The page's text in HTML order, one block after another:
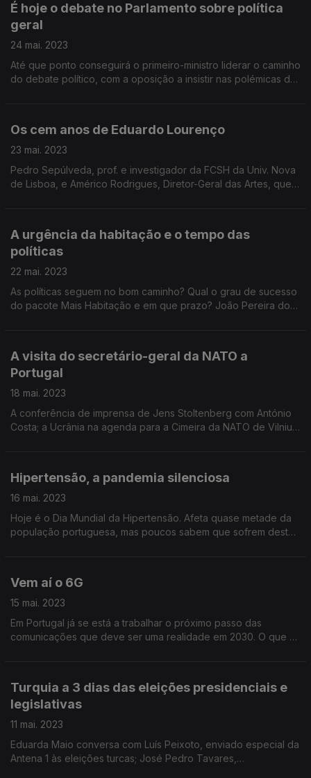
É hoje o debate no Parlamento sobre política
geral
24 mai. 2023
Até que ponto conseguirá o primeiro-ministro liderar o caminho
do debate político, com a oposição a insistir nas polémicas das
Os cem anos de Eduardo Lourenço
23 mai. 2023
Pedro Sepúlveda, prof. e investigador da FCSH da Univ. Nova
de Lisboa, e Américo Rodrigues, Diretor-Geral das Artes, que
A urgência da habitação e o tempo das
políticas
22 mai. 2023
As políticas seguem no bom caminho? Qual o grau de sucesso
do pacote Mais Habitação e em que prazo? João Pereira dos
A visita do secretário-geral da NATO a
Portugal
18 mai. 2023
A conferência de imprensa de Jens Stoltenberg com António
Costa; a Ucrânia na agenda para a Cimeira da NATO de Vilnius.
Hipertensão, a pandemia silenciosa
16 mai. 2023
Hoje é o Dia Mundial da Hipertensão. Afeta quase metade da
população portuguesa, mas poucos sabem que sofrem desta
Vem aí o 6G
15 mai. 2023
Em Portugal já se está a trabalhar o próximo passo das
comunicações que deve ser uma realidade em 2030. O que é
Turquia a 3 dias das eleições presidenciais e
legislativas
11 mai. 2023
Eduarda Maio conversa com Luís Peixoto, enviado especial da
Antena 1 às eleições turcas; José Pedro Tavares,